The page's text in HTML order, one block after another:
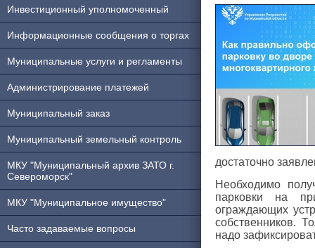
Инвестиционный уполномоченный
Информационные сообщения о торгах
Муниципальные услуги и регламенты
Администрирование платежей
Муниципальный заказ
Муниципальный земельный контроль
МКУ "Муниципальный архив ЗАТО г.
Североморск"
МКУ "Муниципальное имущество"
Часто задаваемые вопросы
достаточно
Необходимо
парковки на
ограждающих
собственников.
надо